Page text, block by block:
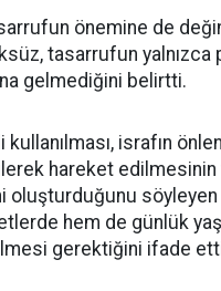
önemine de
tasarrufun yalnızca
gelmediğini belirtti.
kullanılması, israfın
hareket
oluşturduğunu
hem de günlük
gerektiğini ifade